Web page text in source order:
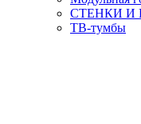
СТЕНКИ И
ТВ-тумбы